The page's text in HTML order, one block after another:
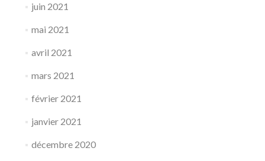
juin 2021
mai 2021
avril 2021
mars 2021
février 2021
janvier 2021
décembre 2020